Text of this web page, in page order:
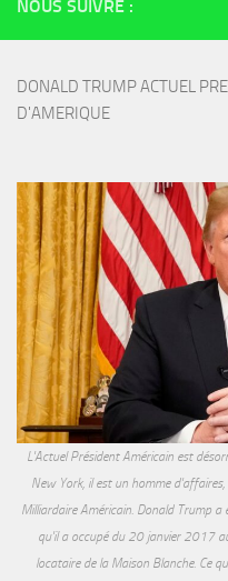
NOUS SUIVRE :
DONALD TRUMP ACTUEL
D'AMERIQUE
L'Actuel Président Américain est
New York, il est un homme
Milliardaire Américain. Donald Trump
qu'il a occupé du 20 janvier 2017
locataire de la Maison Blanche. Ce